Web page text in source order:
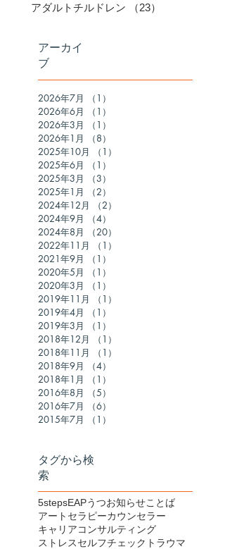
アダルトチルドレン
（23）
アーカイ
ブ
2026年7月 （1）
2026年6月
（1）
2026年3月
（1）
2026年1月
（8）
2025年10月
（1）
2025年6月
（1）
2025年3月
（3）
2025年1月
（2）
2024年12月
（2）
2024年9月
（4）
2024年8月
（20）
2022年11月
（1）
2021年9月
（1）
2020年5月
（1）
2020年3月
（1）
2019年11月
（1）
2019年4月
（1）
2019年3月
（1）
2018年12月
（1）
2018年11月
（1）
2018年9月
（4）
2018年1月
（1）
2016年8月
（5）
2016年7月
（6）
2015年7月
（1）
タグから検
索
5stepsEAPうつお知らせことば
アートセラピーカウンセラー
キャリアコンサルティング
ストレスセルフチェック トラウマ